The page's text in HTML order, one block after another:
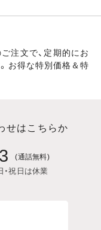
注文で、定期的にお
お得な特別価格＆特
せはこちらか
(通話無料)
祝日は休業